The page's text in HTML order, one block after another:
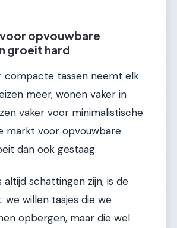
opvouwbare
groeit hard
compacte tassen neemt elk
meer, wonen vaker in
vaker voor minimalistische
markt voor opvouwbare
dan ook gestaag.
altijd schattingen zijn, is de
we willen tasjes die we
opbergen, maar die wel